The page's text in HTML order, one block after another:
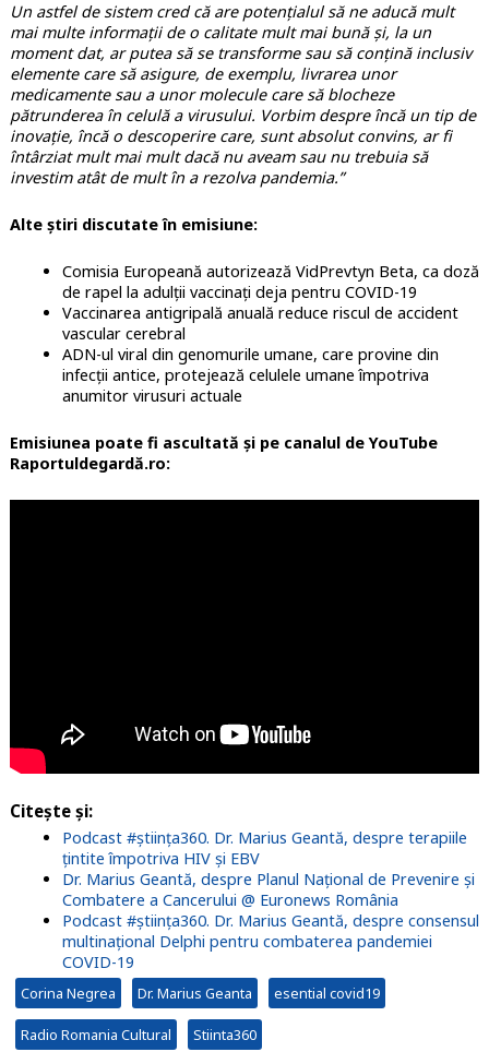
Un astfel de sistem cred că are potențialul să ne aducă mult
mai multe informații de o calitate mult mai bună și, la un
moment dat, ar putea să se transforme sau să conțină inclusiv
elemente care să asigure, de exemplu, livrarea unor
medicamente sau a unor molecule care să blocheze
pătrunderea în celulă a virusului. Vorbim despre încă un tip de
inovație, încă o descoperire care, sunt absolut convins, ar fi
întârziat mult mai mult dacă nu aveam sau nu trebuia să
investim atât de mult în a rezolva pandemia.”
Alte știri discutate în emisiune:
Comisia Europeană autorizează VidPrevtyn Beta, ca doză
de rapel la adulții vaccinați deja pentru COVID-19
Vaccinarea antigripală anuală reduce riscul de accident
vascular cerebral
ADN-ul viral din genomurile umane, care provine din
infecții antice, protejează celulele umane împotriva
anumitor virusuri actuale
Emisiunea poate fi ascultată și pe canalul de YouTube
Raportuldegardă.ro:
Citește și:
Podcast #știința360. Dr. Marius Geantă, despre terapiile
țintite împotriva HIV și EBV
Dr. Marius Geantă, despre Planul Național de Prevenire și
Combatere a Cancerului @ Euronews România
Podcast #știința360. Dr. Marius Geantă, despre consensul
multinațional Delphi pentru combaterea pandemiei
COVID-19
Corina Negrea Dr. Marius Geanta esential covid19
Radio Romania Cultural Stiinta360